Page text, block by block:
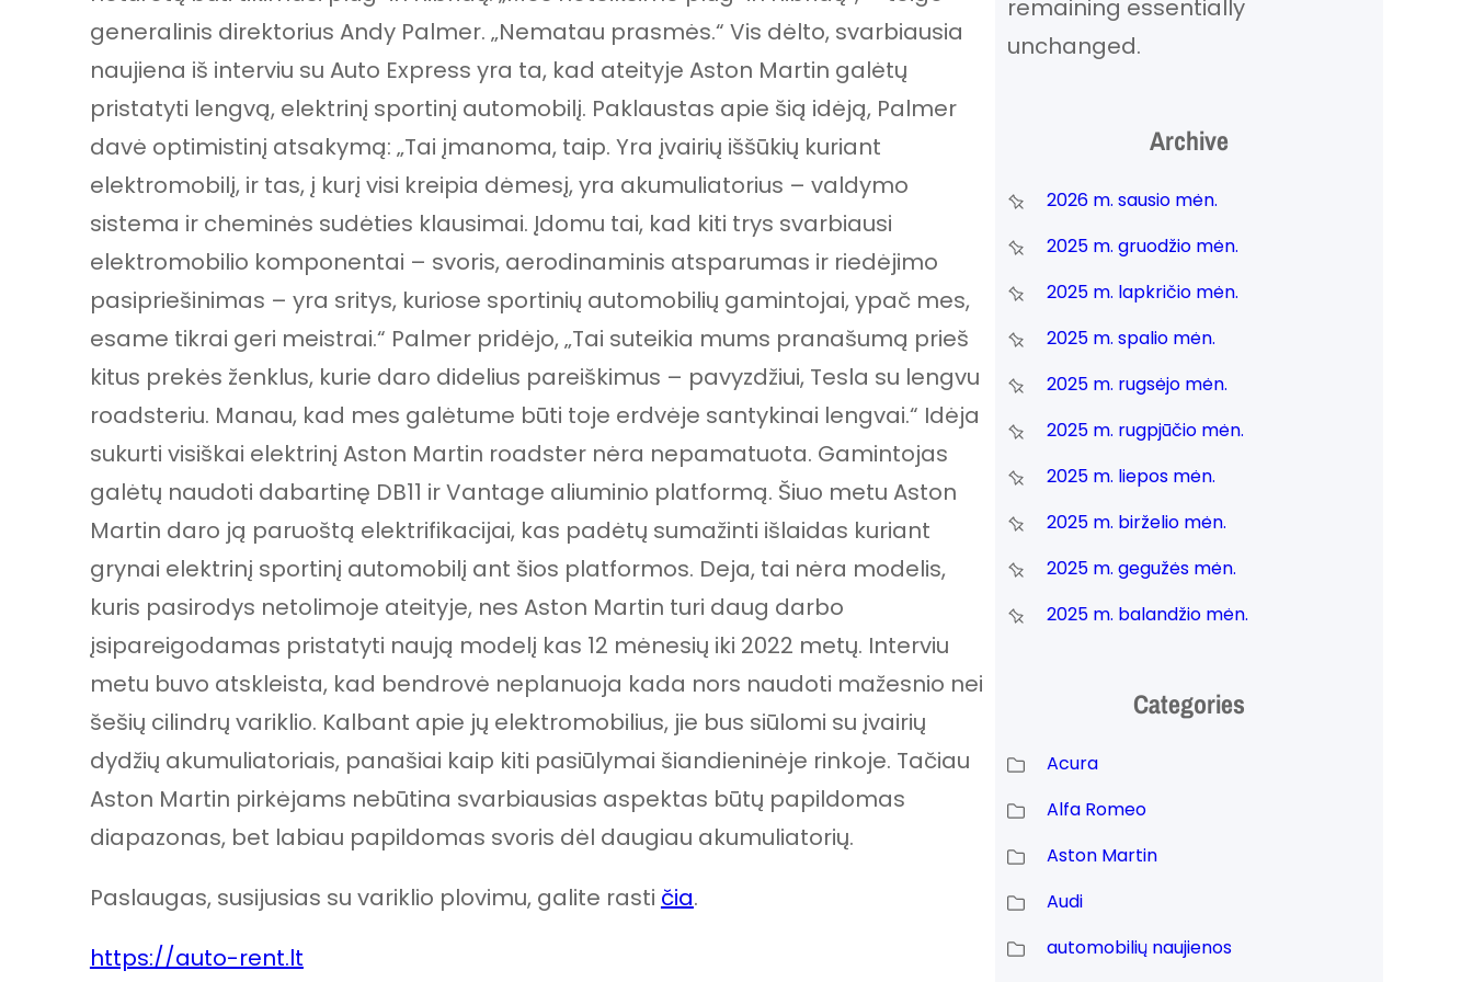
generalinis direktorius Andy Palmer. „Nematau prasmės.“ Vis dėlto, svarbiausia
naujiena iš interviu su Auto Express yra ta, kad ateityje Aston Martin galėtų
pristatyti lengvą, elektrinį sportinį automobilį. Paklaustas apie šią idėją, Palmer
davė optimistinį atsakymą: „Tai įmanoma, taip. Yra įvairių iššūkių kuriant
elektromobilį, ir tas, į kurį visi kreipia dėmesį, yra akumuliatorius – valdymo
sistema ir cheminės sudėties klausimai. Įdomu tai, kad kiti trys svarbiausi
elektromobilio komponentai – svoris, aerodinaminis atsparumas ir riedėjimo
pasipriešinimas – yra sritys, kuriose sportinių automobilių gamintojai, ypač mes,
esame tikrai geri meistrai.“ Palmer pridėjo, „Tai suteikia mums pranašumą prieš
kitus prekės ženklus, kurie daro didelius pareiškimus – pavyzdžiui, Tesla su lengvu
roadsteriu. Manau, kad mes galėtume būti toje erdvėje santykinai lengvai.“ Idėja
sukurti visiškai elektrinį Aston Martin roadster nėra nepamatuota. Gamintojas
galėtų naudoti dabartinę DB11 ir Vantage aliuminio platformą. Šiuo metu Aston
Martin daro ją paruoštą elektrifikacijai, kas padėtų sumažinti išlaidas kuriant
grynai elektrinį sportinį automobilį ant šios platformos. Deja, tai nėra modelis,
kuris pasirodys netolimoje ateityje, nes Aston Martin turi daug darbo
įsipareigodamas pristatyti naują modelį kas 12 mėnesių iki 2022 metų. Interviu
metu buvo atskleista, kad bendrovė neplanuoja kada nors naudoti mažesnio nei
šešių cilindrų variklio. Kalbant apie jų elektromobilius, jie bus siūlomi su įvairių
dydžių akumuliatoriais, panašiai kaip kiti pasiūlymai šiandieninėje rinkoje. Tačiau
Aston Martin pirkėjams nebūtina svarbiausias aspektas būtų papildomas
diapazonas, bet labiau papildomas svoris dėl daugiau akumuliatorių.
Paslaugas, susijusias su variklio plovimu, galite rasti čia.
https://auto-rent.lt
remaining essentially
unchanged.
Archive
2026 m. sausio mėn.
2025 m. gruodžio mėn.
2025 m. lapkričio mėn.
2025 m. spalio mėn.
2025 m. rugsėjo mėn.
2025 m. rugpjūčio mėn.
2025 m. liepos mėn.
2025 m. birželio mėn.
2025 m. gegužės mėn.
2025 m. balandžio mėn.
Categories
Acura
Alfa Romeo
Aston Martin
Audi
automobilių naujienos